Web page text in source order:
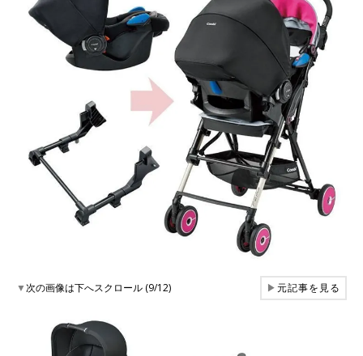
▼次の画像は下へスクロール (9/12) ▶元記事を見る